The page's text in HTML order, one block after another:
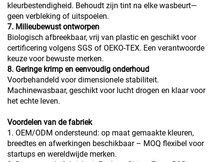
kleurbestendigheid. Behoudt zijn tint na elke wasbeurt—
geen verbleking of uitspoelen.
7. Milieubewust ontworpen
Biologisch afbreekbaar, vrij van plastic en geschikt voor
certificering volgens SGS of OEKO-TEX. Een verantwoorde
keuze voor bewuste merken.
8. Geringe krimp en eenvoudig onderhoud
Voorbehandeld voor dimensionele stabiliteit.
Machinewasbaar, geschikt voor lucht drogen en klaar voor
het echte leven.
Voordelen van de fabriek
1. OEM/ODM ondersteund: op maat gemaakte kleuren,
breedtes en afwerkingen beschikbaar – MOQ flexibel voor
startups en wereldwijde merken.